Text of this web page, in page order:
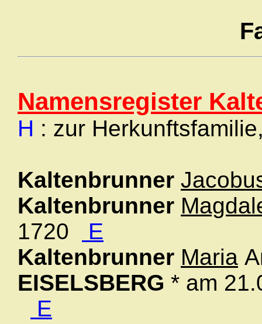
Namensregister
H : zur
Kaltenbrunner
Kaltenbrunner
1720
E
Kaltenbrunner Maria
EISELSBERG * am
E